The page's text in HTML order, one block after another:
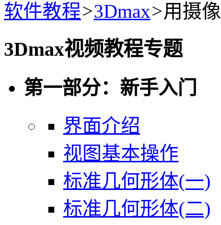
软件教程>3Dmax>用摄
3Dmax视频教程专题
第一部分：新手入门
界面介绍
视图基本操作
标准几何形体(一)
标准几何形体(二)